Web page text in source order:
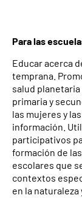
Para las
Educar acerca
temprana.
salud
primaria y
las mujeres y
información.
participativos
formación de
escolares que
contextos
en la